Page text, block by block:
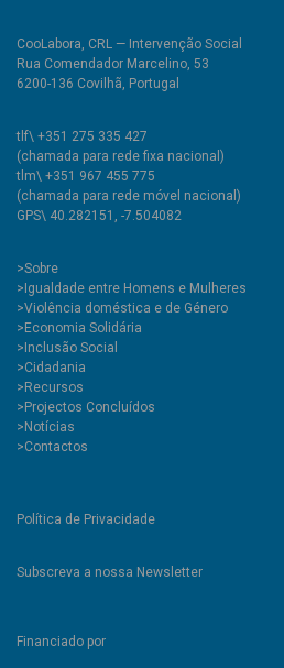
CooLabora, CRL — Intervenção Social
Rua Comendador Marcelino, 53
6200-136 Covilhã, Portugal
tlf\ +351 275 335 427
(chamada para rede fixa nacional)
tlm\ +351 967 455 775
(chamada para rede móvel nacional)
GPS\ 40.282151, -7.504082
>Sobre
>Igualdade entre Homens e Mulheres
>Violência doméstica e de Género
>Economia Solidária
>Inclusão Social
>Cidadania
>Recursos
>Projectos Concluídos
>Notícias
>Contactos
Política de Privacidade
Subscreva a nossa Newsletter
Financiado por